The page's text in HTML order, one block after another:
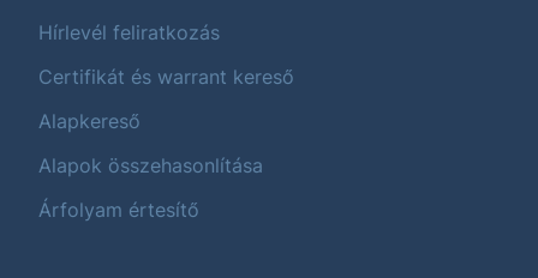
Hírlevél feliratkozás
Certifikát és warrant kereső
Alapkereső
Alapok összehasonlítása
Árfolyam értesítő